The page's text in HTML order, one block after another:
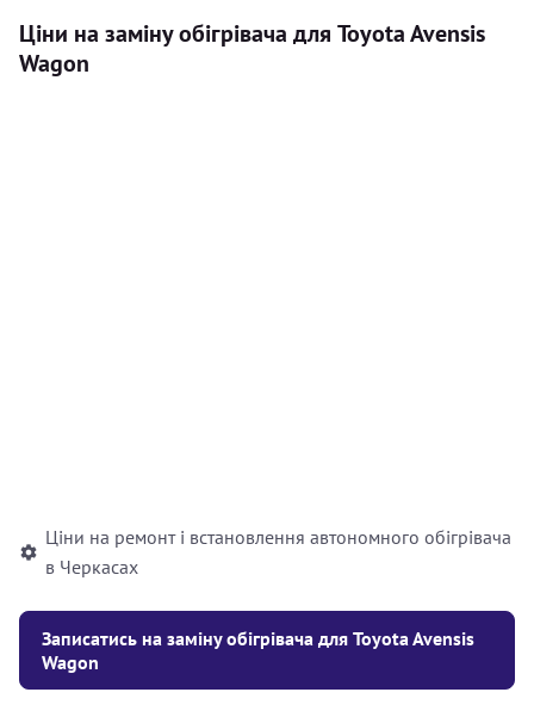
Ціни на заміну обігрівача для Toyota Avensis
Wagon
Ціни на ремонт і встановлення автономного обігрівача
в Черкасах
Записатись на заміну обігрівача для Toyota Avensis
Wagon